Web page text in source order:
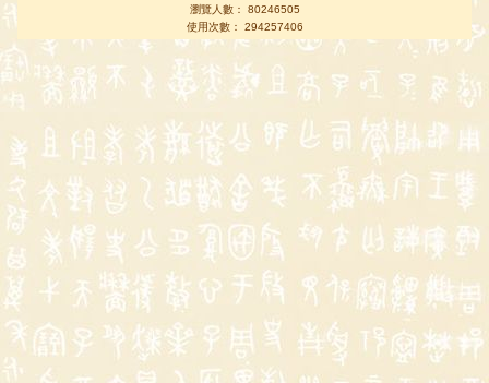
瀏覽人數： 80246505
使用次數： 294257406